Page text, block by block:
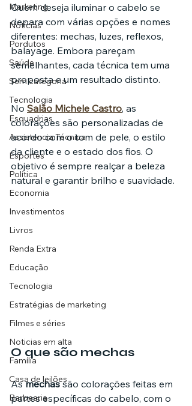
Marketing
Notícias
Pordutos
Saúde
Sem categoria
Tecnologia
Esquadrias
Assistencia Técnica
Esportes
Política
Economia
Investimentos
Livros
Renda Extra
Educação
Tecnologia
Estratégias de marketing
Filmes e séries
Noticias em alta
Família
Casa de leilões
Barbearia
Quem deseja iluminar o cabelo se
depara com várias opções e nomes
diferentes: mechas, luzes, reflexos,
balayage. Embora pareçam
semelhantes, cada técnica tem uma
proposta e um resultado distinto.
No Salão Michele Castro, as
colorações são personalizadas de
acordo com o tom de pele, o estilo
da cliente e o estado dos fios. O
objetivo é sempre realçar a beleza
natural e garantir brilho e suavidade.
O que são mechas
As mechas são colorações feitas em
partes específicas do cabelo, com o